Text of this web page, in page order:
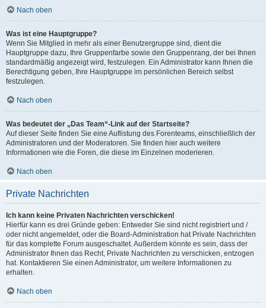
Nach oben
Was ist eine Hauptgruppe?
Wenn Sie Mitglied in mehr als einer Benutzergruppe sind, dient die
Hauptgruppe dazu, Ihre Gruppenfarbe sowie den Gruppenrang, der bei Ihnen
standardmäßig angezeigt wird, festzulegen. Ein Administrator kann Ihnen die
Berechtigung geben, Ihre Hauptgruppe im persönlichen Bereich selbst
festzulegen.
Nach oben
Was bedeutet der „Das Team“-Link auf der Startseite?
Auf dieser Seite finden Sie eine Auflistung des Forenteams, einschließlich der
Administratoren und der Moderatoren. Sie finden hier auch weitere
Informationen wie die Foren, die diese im Einzelnen moderieren.
Nach oben
Private Nachrichten
Ich kann keine Privaten Nachrichten verschicken!
Hierfür kann es drei Gründe geben: Entweder Sie sind nicht registriert und /
oder nicht angemeldet, oder die Board-Administration hat Private Nachrichten
für das komplette Forum ausgeschaltet. Außerdem könnte es sein, dass der
Administrator Ihnen das Recht, Private Nachrichten zu verschicken, entzogen
hat. Kontaktieren Sie einen Administrator, um weitere Informationen zu
erhalten.
Nach oben